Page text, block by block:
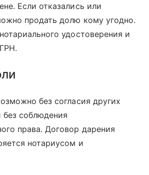
Если отказались или
продать долю кому угодно.
удостоверения и
без согласия других
без соблюдения
права. Договор дарения
нотариусом и